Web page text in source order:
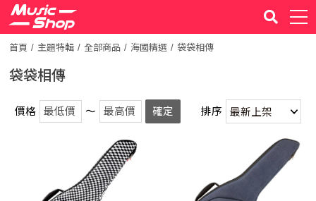
首頁 主題特輯 全部商品 海國精選 袋袋相傳
袋袋相傳
價格 ～ 確定 排序